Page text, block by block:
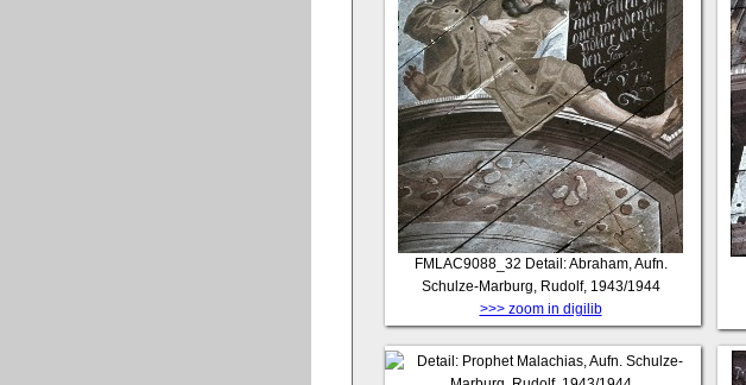
FMLAC9088_32 Detail: Abraham, Aufn.
Schulze-Marburg, Rudolf, 1943/1944
>>> zoom in digilib